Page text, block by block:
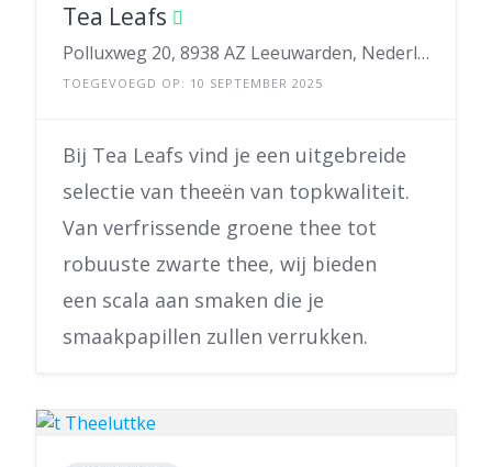
Tea Leafs
Polluxweg 20, 8938 AZ Leeuwarden, Nederland
TOEGEVOEGD OP: 10 SEPTEMBER 2025
Bij Tea Leafs vind je een uitgebreide
selectie van theeën van topkwaliteit.
Van verfrissende groene thee tot
robuuste zwarte thee, wij bieden
een scala aan smaken die je
smaakpapillen zullen verrukken.